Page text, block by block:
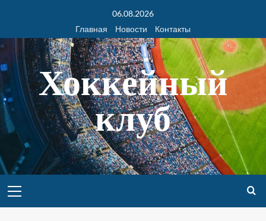
06.08.2026
Главная
Новости Контакты
Хоккейный
клуб